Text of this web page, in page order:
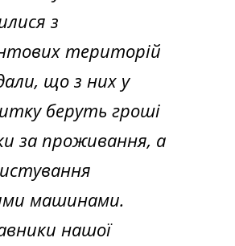
з
територій
що з них у
беруть гроші
за проживання, а
машинами.
нашої